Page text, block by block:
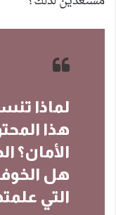
لماذا
هذا
الأمان؟
هل
التي